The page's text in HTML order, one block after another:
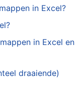
in Excel?
in Excel en
draaiende)